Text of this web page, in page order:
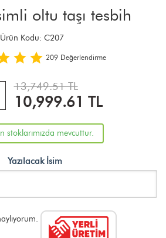
oltu taşı tesbih
Ürün Kodu: C207
209 Değerlendirme
13,749.51 TL
10,999.61 TL
stoklarımızda mevcuttur.
Yazılacak İsim